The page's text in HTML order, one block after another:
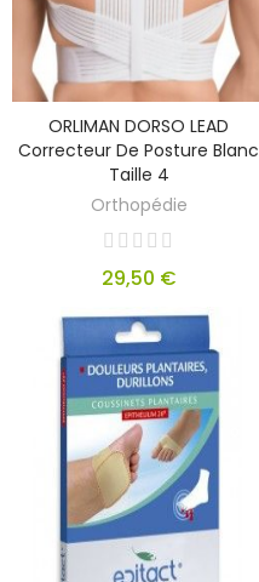
ORLIMAN DORSO LEAD
Correcteur De Posture Blanc
Taille 4
Orthopédie
29,50 €